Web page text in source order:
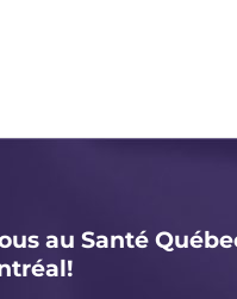
au Santé